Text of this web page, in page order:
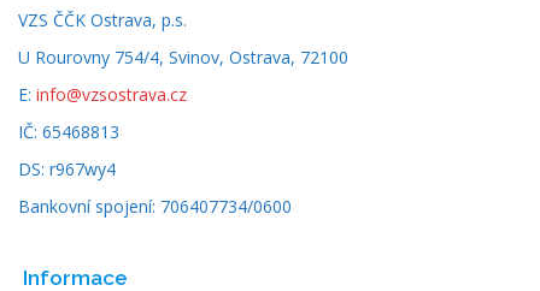
VZS ČČK Ostrava, p.s.
U Rourovny 754/4, Svinov, Ostrava, 72100
E: info@vzsostrava.cz
IČ: 65468813
DS: r967wy4
Bankovní spojení: 706407734/0600
Informace